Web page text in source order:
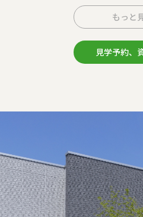
もっと
見学予約、